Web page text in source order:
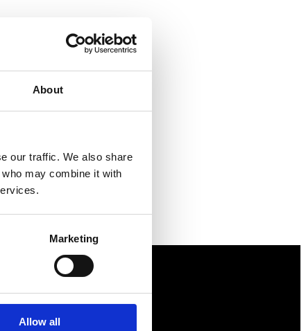
About
our traffic. We also share
may combine it with
Marketing
Allow all
Förmåner